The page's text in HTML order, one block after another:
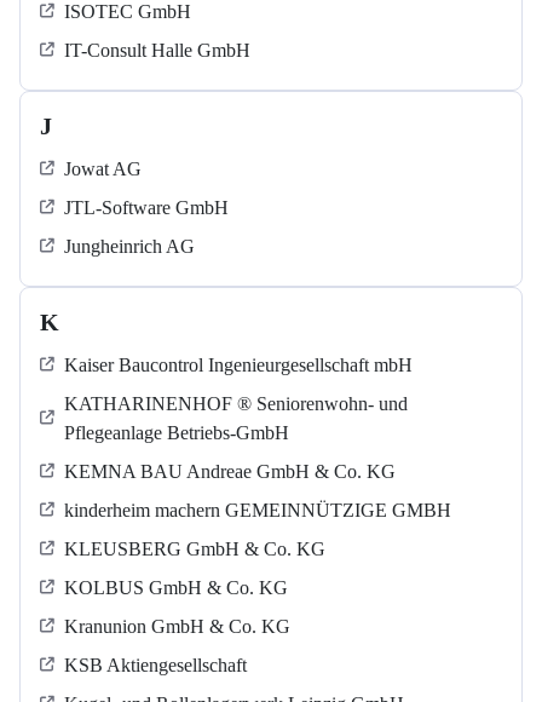
ISOTEC GmbH
IT-Consult Halle GmbH
J
Jowat AG
JTL-Software GmbH
Jungheinrich AG
K
Kaiser Baucontrol Ingenieurgesellschaft mbH
KATHARINENHOF ® Seniorenwohn- und
Pflegeanlage Betriebs-GmbH
KEMNA BAU Andreae GmbH & Co. KG
kinderheim machern GEMEINNÜTZIGE GMBH
KLEUSBERG GmbH & Co. KG
KOLBUS GmbH & Co. KG
Kranunion GmbH & Co. KG
KSB Aktiengesellschaft